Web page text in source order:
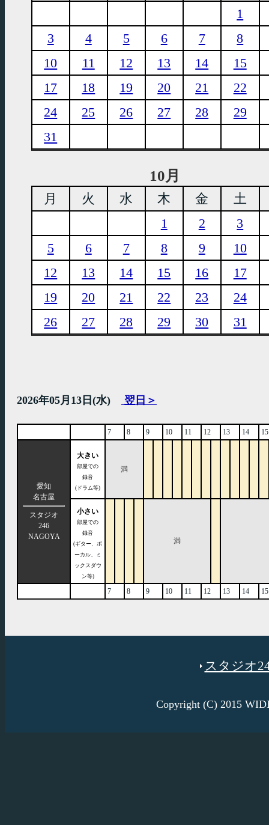
1
3
4 5 6 7
8
10
11 12 13 14
15
17
18 19 20 21
22
24
25 26 27 28
29
31
10月
月 火 水 木 金
土
1
2
3
5
6 7 8 9
10
12
13 14 15 16
17
19
20 21 22 23
24
26
27 28 29 30 31
2026年05月13日(水) 翌日＞
7 8 9 10 11 12 13 14 15
愛知
名古屋
スタジオ
246
NAGOYA
大きい
部屋での
録音
(ドラム等)
満
小さい
部屋での
録音
(ギター、ボ
ーカル、ミ
ックスダウ
ン等)
満
7 8 9 10 11 12 13 14 15
スタジオ
Copyright (C) 2015